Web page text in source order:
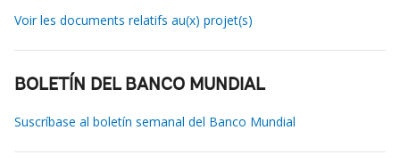
Voir les documents relatifs au(x) projet(s)
BOLETÍN DEL BANCO MUNDIAL
Suscríbase al boletín semanal del Banco Mundial